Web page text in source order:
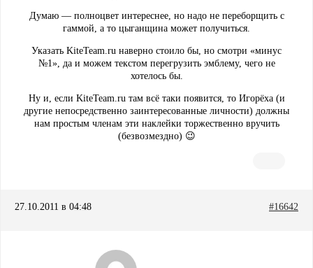
Думаю — полноцвет интереснее, но надо не переборщить с
гаммой, а то цыганщина может получиться.
Указать KiteTeam.ru наверно стоило бы, но смотри «минус
№1», да и можем текстом перегрузить эмблему, чего не
хотелось бы.
Ну и, если KiteTeam.ru там всё таки появится, то Игорёха (и
другие непосредственно заинтересованные личности) должны
нам простым членам эти наклейки торжественно вручить
(безвозмездно) 😉
27.10.2011 в 04:48 #16642